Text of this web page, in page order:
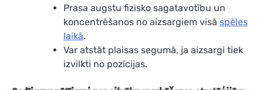
Prasa augstu fizisko sagatavotību un
koncentrēšanos no aizsargiem visā spēles
laikā.
Var atstāt plaisas segumā, ja aizsargi tiek
izvilkti no pozīcijas.